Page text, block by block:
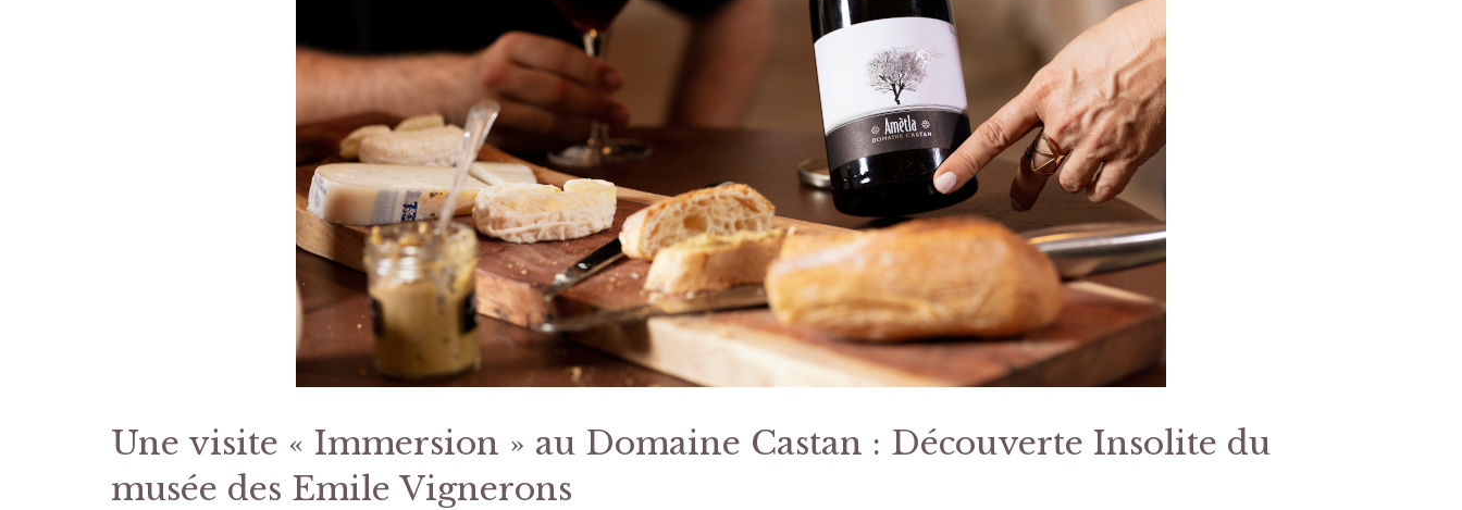
Une visite « Immersion » au Domaine Castan : Découverte Insolite du
musée des Emile Vignerons